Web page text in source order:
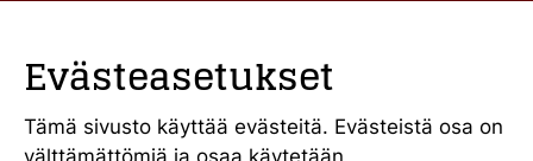
julkiset@ptcs.fi
Vaihde 010 34 19 700
Evästeasetukset
Tämä sivusto käyttää evästeitä. Evästeistä osa on
välttämättömiä ja osaa käytetään